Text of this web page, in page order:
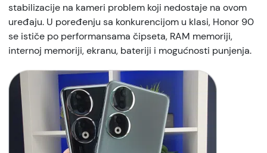
stabilizacije na kameri problem koji nedostaje na ovom
uređaju. U poređenju sa konkurencijom u klasi, Honor 90
se ističe po performansama čipseta, RAM memoriji,
internoj memoriji, ekranu, bateriji i mogućnosti punjenja.